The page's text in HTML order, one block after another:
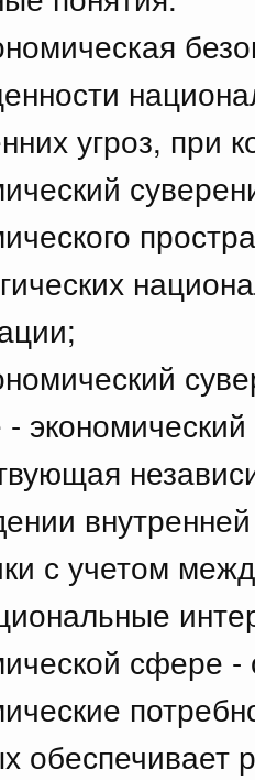
угроз, при
с учетом
сфере
обеспечивает
Показать еще